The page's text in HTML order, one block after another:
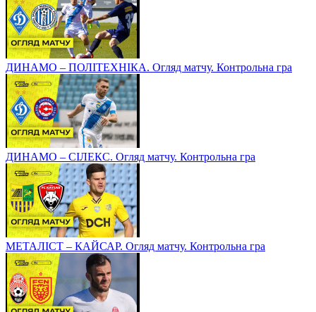
ДИНАМО – ПОЛІТЕХНІКА. Огляд матчу. Контрольна гра
ДИНАМО – СІЛЕКС. Огляд матчу. Контрольна гра
МЕТАЛІСТ – КАЙСАР. Огляд матчу. Контрольна гра